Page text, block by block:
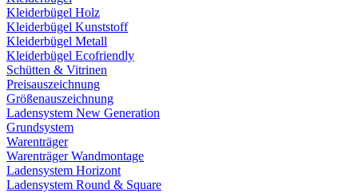
Kleiderbügel Holz
Kleiderbügel Kunststoff
Kleiderbügel Metall
Kleiderbügel Ecofriendly
Schütten & Vitrinen
Preisauszeichnung
Größenauszeichnung
Ladensystem New Generation
Grundsystem
Warenträger
Warenträger Wandmontage
Ladensystem Horizont
Ladensystem Round & Square